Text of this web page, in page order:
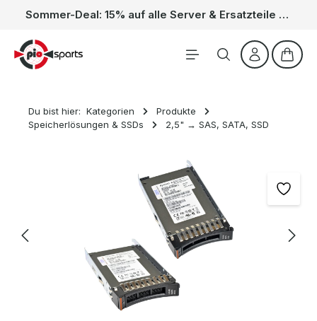
Zum Hauptinhalt springen Sommer-Deal: 15% auf alle Server & Ersatzteile – Kein Code nötig, der Rabatt wird automatisch im Warenkorb abgezogen. Gültig vom 01.06. bis 31.08.
Du bist hier: Kategorien
Produkte
Speicherlösungen & SSDs
2,5" → SAS, SATA, SSD